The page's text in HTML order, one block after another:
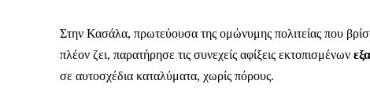
Στην Κασάλα, πρωτεύουσα της ομώνυμης πολιτείας που
πλέον ζει, παρατήρησε τις συνεχείς αφίξεις εκτοπισμένων
σε αυτοσχέδια καταλύματα, χωρίς πόρους.